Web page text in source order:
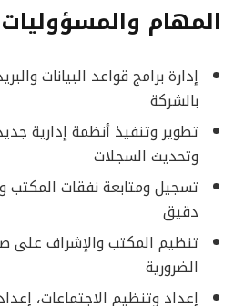
المهام والمسؤوليات
إدارة برامج قواعد البيانات
بالشركة
تطوير وتنفيذ أنظمة إدارية
وتحديث السجلات
تسجيل ومتابعة نفقات المكتب
دقيق
تنظيم المكتب والإشراف على
الضرورية
إعداد وتنظيم الاجتماعات،